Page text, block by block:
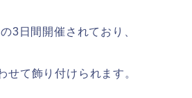
3 日間開催されており、
せて飾り付けられます。